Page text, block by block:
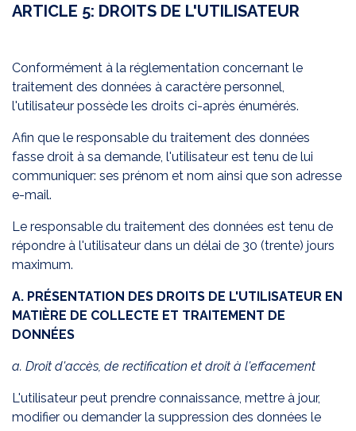
ARTICLE 5: DROITS DE L'UTILISATEUR
Conformément à la réglementation concernant le
traitement des données à caractère personnel,
l'utilisateur possède les droits ci-après énumérés.
Afin que le responsable du traitement des données
fasse droit à sa demande, l'utilisateur est tenu de lui
communiquer: ses prénom et nom ainsi que son adresse
e-mail.
Le responsable du traitement des données est tenu de
répondre à l'utilisateur dans un délai de 30 (trente) jours
maximum.
A. PRÉSENTATION DES DROITS DE L'UTILISATEUR EN
MATIÈRE DE COLLECTE ET TRAITEMENT DE
DONNÉES
a. Droit d'accès, de rectification et droit à l'effacement
L'utilisateur peut prendre connaissance, mettre à jour,
modifier ou demander la suppression des données le